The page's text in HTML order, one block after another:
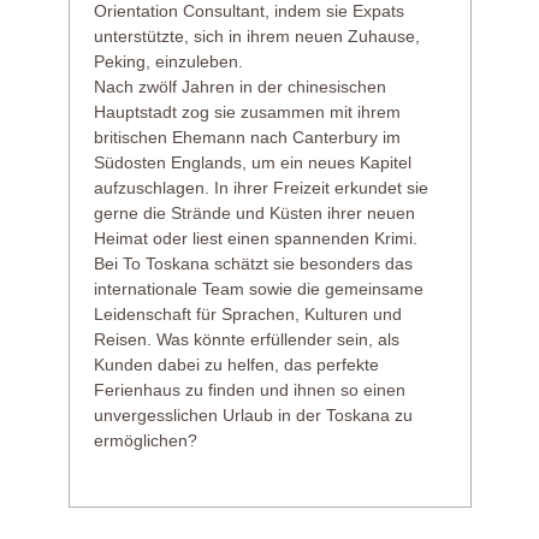
Orientation Consultant, indem sie Expats
unterstützte, sich in ihrem neuen Zuhause,
Peking, einzuleben.
Nach zwölf Jahren in der chinesischen
Hauptstadt zog sie zusammen mit ihrem
britischen Ehemann nach Canterbury im
Südosten Englands, um ein neues Kapitel
aufzuschlagen. In ihrer Freizeit erkundet sie
gerne die Strände und Küsten ihrer neuen
Heimat oder liest einen spannenden Krimi.
Bei To Toskana schätzt sie besonders das
internationale Team sowie die gemeinsame
Leidenschaft für Sprachen, Kulturen und
Reisen. Was könnte erfüllender sein, als
Kunden dabei zu helfen, das perfekte
Ferienhaus zu finden und ihnen so einen
unvergesslichen Urlaub in der Toskana zu
ermöglichen?